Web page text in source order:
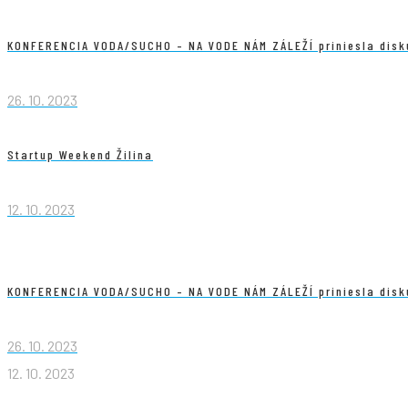
KONFERENCIA VODA/SUCHO – NA VODE NÁM ZÁLEŽÍ priniesla
26. 10. 2023
Startup Weekend Žilina
12. 10. 2023
KONFERENCIA VODA/SUCHO – NA VODE NÁM ZÁLEŽÍ priniesla
26. 10. 2023
12. 10. 2023